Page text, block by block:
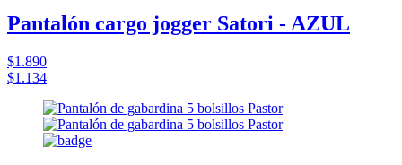
Pantalón cargo jogger Satori - AZUL
$1.890
$1.134